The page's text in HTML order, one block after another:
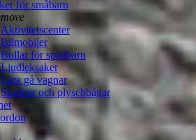
för småbarn
Aktivitetscenter
Bilmobiler
Bollar för spädbarn
Ljudleksaker
Lära gå vagnar
Skallror och plyschbågar